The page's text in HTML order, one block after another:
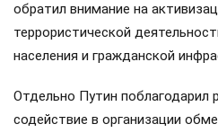
обратил внимание на
террористической
населения и гражданской
Отдельно Путин поблагодарил
содействие в организации